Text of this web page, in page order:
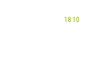
18:10